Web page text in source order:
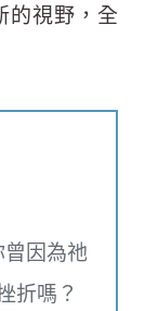
的視野，全
因為祂
折嗎？